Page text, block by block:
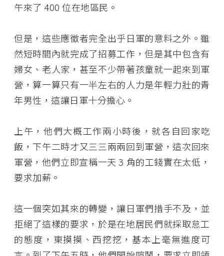
午來了 400 位在地區民。
但是，這些應徵者完全出乎日軍的意料之外。雖
然短時間內就完成了招募工作，但是其中包含有
婦女、老人家，甚至不少帶著孩童就一起來到軍
營，算一算只有一半左右的人力是年輕力壯的青
年男性，這讓日軍十分擔心。
上午，他們大概工作兩小時後，就各自回家吃
飯，下午二時才又三三兩兩回到軍營，這次回來
軍營，他們立即宣稱一天 3 角的工錢實在太低，
要求加薪。
這一個突如其來的轉變，讓日軍們措手不及，並
拒絕了這樣的要求，於是在地居民們就採取怠工
的態度，東摸摸、西挖挖，基本上毫無進度可